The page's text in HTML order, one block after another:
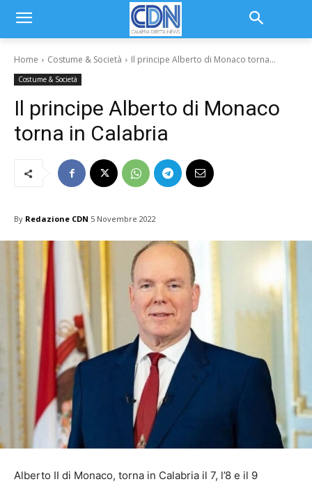
Home Costume & Società Il principe Alberto di Monaco torna...
Costume & Società
Il principe Alberto di Monaco
torna in Calabria
By Redazione CDN 5 Novembre 2022
Alberto II di Monaco, torna in Calabria il 7, l’8 e il 9